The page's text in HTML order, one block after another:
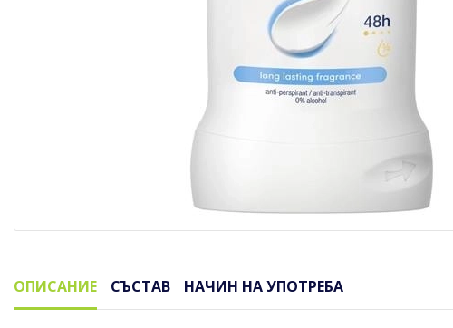
ОПИСАНИЕ СЪСТАВ НАЧИН НА УПОТРЕБА